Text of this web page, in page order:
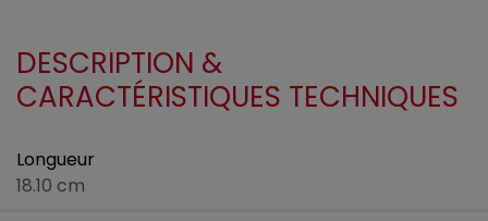
DESCRIPTION &
CARACTÉRISTIQUES TECHNIQUES
Longueur
18.10 cm